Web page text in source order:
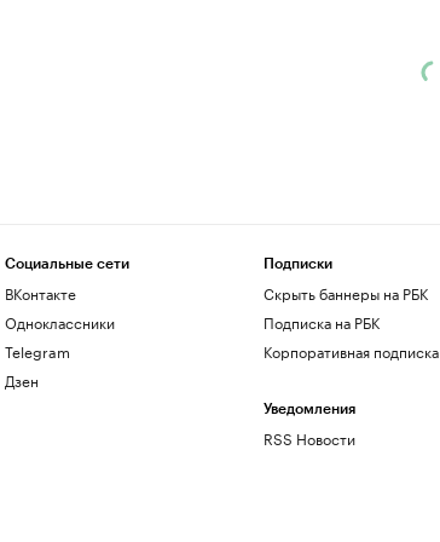
Социальные сети
ВКонтакте
Одноклассники
Telegram
Дзен
Подписки
Скрыть баннеры на РБК
Подписка на РБК
Корпоративная подписка
Уведомления
RSS Новости